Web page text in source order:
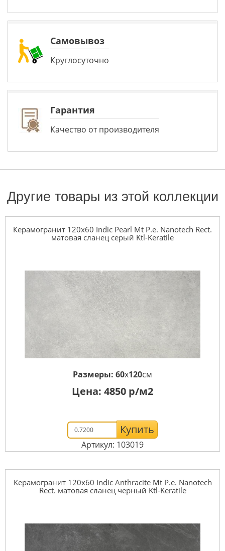
Самовывоз
Круглосуточно
Гарантия
Качество от производителя
Другие товары из этой коллекции
Керамогранит 120x60 Indic Pearl Mt P.e. Nanotech Rect.
матовая сланец серый Ktl-Keratile
Размеры: 60x120см
Цена: 4850 р/м2
Купить
Артикул: 103019
Керамогранит 120x60 Indic Anthracite Mt P.e. Nanotech
Rect. матовая сланец черный Ktl-Keratile